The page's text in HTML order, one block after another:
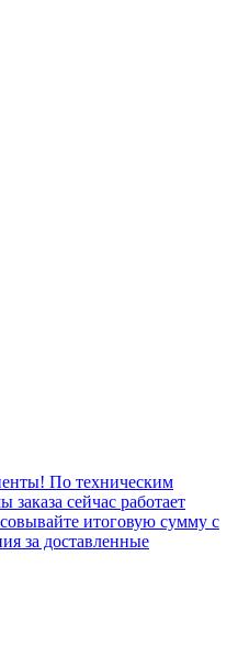
По техническим
сейчас работает
итоговую сумму с
за доставленные